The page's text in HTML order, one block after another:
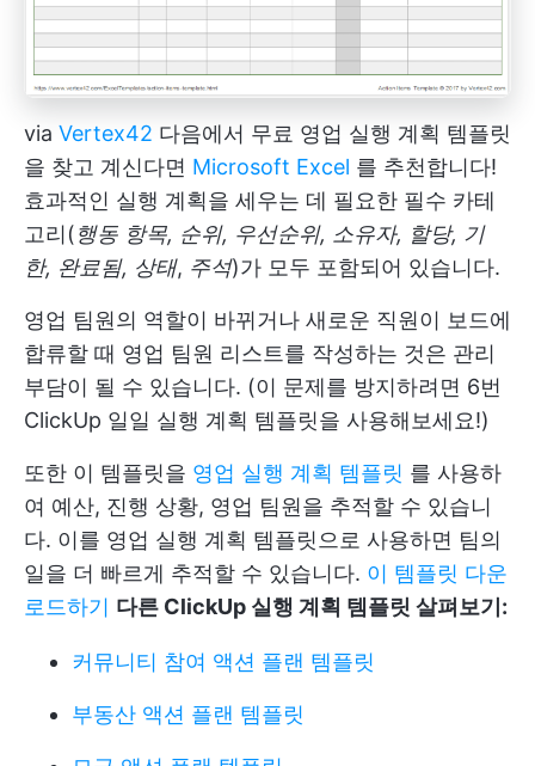
via Vertex42 다음에서 무료 영업 실행 계획 템플릿
을 찾고 계신다면 Microsoft Excel 를 추천합니다!
효과적인 실행 계획을 세우는 데 필요한 필수 카테
고리(행동 항목, 순위, 우선순위, 소유자, 할당, 기
한, 완료됨, 상태, 주석)가 모두 포함되어 있습니다.
영업 팀원의 역할이 바뀌거나 새로운 직원이 보드에
합류할 때 영업 팀원 리스트를 작성하는 것은 관리
부담이 될 수 있습니다. (이 문제를 방지하려면 6번
ClickUp 일일 실행 계획 템플릿을 사용해보세요!)
또한 이 템플릿을 영업 실행 계획 템플릿 를 사용하
여 예산, 진행 상황, 영업 팀원을 추적할 수 있습니
다. 이를 영업 실행 계획 템플릿으로 사용하면 팀의
일을 더 빠르게 추적할 수 있습니다. 이 템플릿 다운
로드하기 다른 ClickUp 실행 계획 템플릿 살펴보기:
커뮤니티 참여 액션 플랜 템플릿
부동산 액션 플랜 템플릿